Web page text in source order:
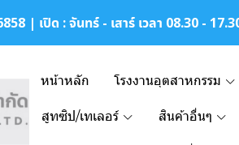
| เปิด : จันทร์ - เสาร์ เวลา 08.30 -
หน้าหลัก โรงงานอุตสาหกรรม
สูทซิป/เทเลอร์ สินค้าอื่นๆ